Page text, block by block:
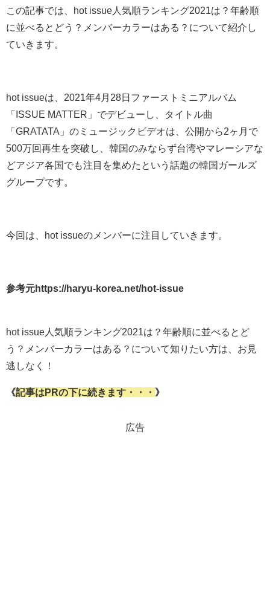
この記事では、hot issue人気順ランキング2021は？年齢順
に並べるとどう？メンバーカラーはある？について紹介し
ていきます。
hot issueは、2021年4月28日ファーストミニアルバム
「ISSUE MATTER」でデビューし、タイトル曲
「GRATATA」のミュージックビデオは、公開から2ヶ月で
500万回再生を突破し、韓国のみならず台湾やマレーシアな
どアジア各国でも注目を集めたという話題の韓国ガールズ
グループです。
今回は、hot issueのメンバーに注目していきます。
参考元https://haryu-korea.net/hot-issue
hot issue人気順ランキング2021は？年齢順に並べるとど
う？メンバーカラーはある？について知りたい方は、お見
逃しなく！
《記事はPRの下に続きます・・・ 》
広告